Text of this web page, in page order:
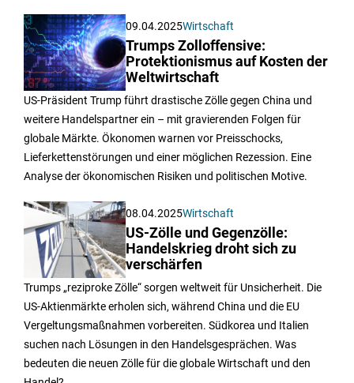
09.04.2025Wirtschaft
Trumps Zolloffensive:
Protektionismus auf Kosten der
Weltwirtschaft
US-Präsident Trump führt drastische Zölle gegen China und
weitere Handelspartner ein – mit gravierenden Folgen für
globale Märkte. Ökonomen warnen vor Preisschocks,
Lieferkettenstörungen und einer möglichen Rezession. Eine
Analyse der ökonomischen Risiken und politischen Motive.
08.04.2025Wirtschaft
US-Zölle und Gegenzölle:
Handelskrieg droht sich zu
verschärfen
Trumps „reziproke Zölle“ sorgen weltweit für Unsicherheit. Die
US-Aktienmärkte erholen sich, während China und die EU
Vergeltungsmaßnahmen vorbereiten. Südkorea und Italien
suchen nach Lösungen in den Handelsgesprächen. Was
bedeuten die neuen Zölle für die globale Wirtschaft und den